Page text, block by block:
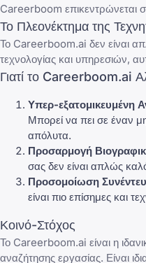
Careerboom επικεντρώνεται
Το Πλεονέκτημα της
Το Careerboom.ai δεν είναι
τεχνολογίας και υπηρεσιών,
Γιατί το Careerboom.ai
Υπερ-εξατομικευμένη
Μπορεί να πει σε έναν
απόλυτα.
Προσαρμογή
σας δεν είναι απλώς
Προσομοίωση
είναι πιο επίσημες και
Κοινό-Στόχος
Το Careerboom.ai είναι η
αναζήτησης εργασίας. Είναι